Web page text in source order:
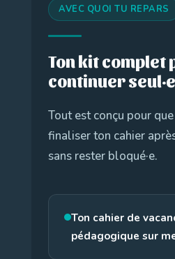
AVEC QUOI TU REPARS
Ton kit complet
continuer
Tout est conçu pour
finaliser ton cahier
sans rester bloqué·e.
Ton cahier de
pédagogique sur